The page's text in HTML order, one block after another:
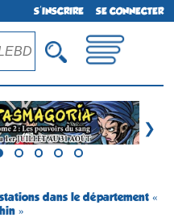
S'INSCRIRE SE CONNECTER
❯
dans le département «
»